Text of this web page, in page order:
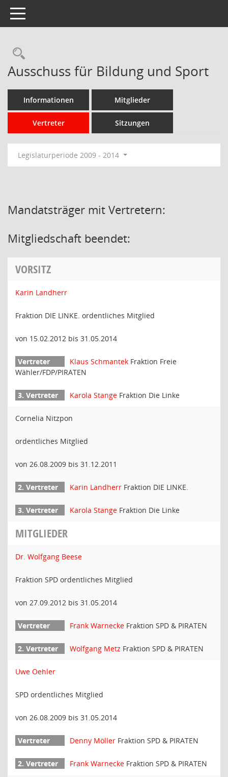
Toggle navigation
Rechercheauswahl
Ausschuss für Bildung und Sport
Informationen Mitglieder
Vertreter Sitzungen
Legislaturperiode 2009 - 2014
Mandatsträger mit Vertretern:
Mitgliedschaft beendet:
VORSITZ
Karin Landherr
Fraktion DIE LINKE. ordentliches Mitglied
von 15.02.2012 bis 31.05.2014
Klaus Schmantek Fraktion Freie
Wähler/FDP/PIRATEN
Karola Stange Fraktion Die Linke
Cornelia Nitzpon
ordentliches Mitglied
von 26.08.2009 bis 31.12.2011
Karin Landherr Fraktion DIE LINKE.
Karola Stange Fraktion Die Linke
MITGLIEDER
Dr. Wolfgang Beese
Fraktion SPD ordentliches Mitglied
von 27.09.2012 bis 31.05.2014
Frank Warnecke Fraktion SPD & PIRATEN
Wolfgang Metz Fraktion SPD & PIRATEN
Uwe Oehler
SPD ordentliches Mitglied
von 26.08.2009 bis 31.05.2014
Denny Möller Fraktion SPD & PIRATEN
Frank Warnecke Fraktion SPD & PIRATEN